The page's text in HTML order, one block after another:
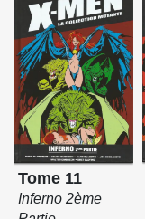
Tome 11
Inferno 2ème